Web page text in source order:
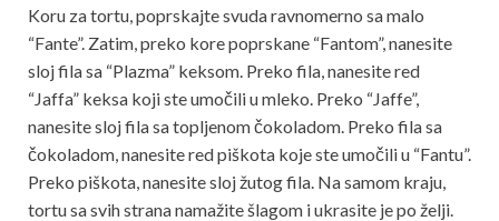
Koru za tortu, poprskajte svuda ravnomerno sa malo
“Fante”. Zatim, preko kore poprskane “Fantom”, nanesite
sloj fila sa “Plazma” keksom. Preko fila, nanesite red
“Jaffa” keksa koji ste umočili u mleko. Preko “Jaffe”,
nanesite sloj fila sa topljenom čokoladom. Preko fila sa
čokoladom, nanesite red piškota koje ste umočili u “Fantu”.
Preko piškota, nanesite sloj žutog fila. Na samom kraju,
tortu sa svih strana namažite šlagom i ukrasite je po želji.